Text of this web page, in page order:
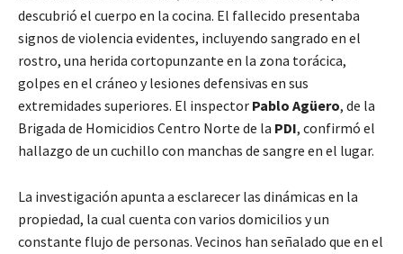
descubrió el cuerpo en la cocina. El fallecido presentaba
signos de violencia evidentes, incluyendo sangrado en el
rostro, una herida cortopunzante en la zona torácica,
golpes en el cráneo y lesiones defensivas en sus
extremidades superiores. El inspector Pablo Agüero, de la
Brigada de Homicidios Centro Norte de la PDI, confirmó el
hallazgo de un cuchillo con manchas de sangre en el lugar.
La investigación apunta a esclarecer las dinámicas en la
propiedad, la cual cuenta con varios domicilios y un
constante flujo de personas. Vecinos han señalado que en el